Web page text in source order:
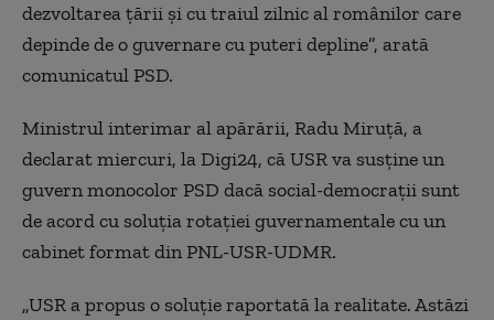
dezvoltarea ţării şi cu traiul zilnic al românilor care
depinde de o guvernare cu puteri depline”, arată
comunicatul PSD.
Ministrul interimar al apărării, Radu Miruţă, a
declarat miercuri, la Digi24, că USR va susține un
guvern monocolor PSD dacă social-democrații sunt
de acord cu soluția rotației guvernamentale cu un
cabinet format din PNL-USR-UDMR.
„USR a propus o soluție raportată la realitate. Astăzi